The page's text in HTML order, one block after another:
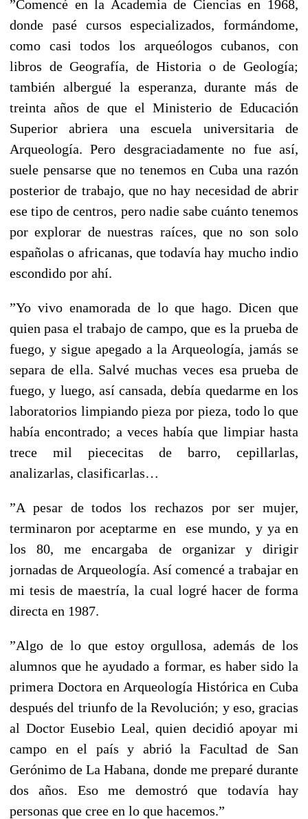
”Comencé en la Academia de Ciencias en 1968,
donde pasé cursos especializados, formándome,
como casi todos los arqueólogos cubanos, con
libros de Geografía, de Historia o de Geología;
también albergué la esperanza, durante más de
treinta años de que el Ministerio de Educación
Superior abriera una escuela universitaria de
Arqueología. Pero desgraciadamente no fue así,
suele pensarse que no tenemos en Cuba una razón
posterior de trabajo, que no hay necesidad de abrir
ese tipo de centros, pero nadie sabe cuánto tenemos
por explorar de nuestras raíces, que no son solo
españolas o africanas, que todavía hay mucho indio
escondido por ahí.
”Yo vivo enamorada de lo que hago. Dicen que
quien pasa el trabajo de campo, que es la prueba de
fuego, y sigue apegado a la Arqueología, jamás se
separa de ella. Salvé muchas veces esa prueba de
fuego, y luego, así cansada, debía quedarme en los
laboratorios limpiando pieza por pieza, todo lo que
había encontrado; a veces había que limpiar hasta
trece mil piececitas de barro, cepillarlas,
analizarlas, clasificarlas…
”A pesar de todos los rechazos por ser mujer,
terminaron por aceptarme en ese mundo, y ya en
los 80, me encargaba de organizar y dirigir
jornadas de Arqueología. Así comencé a trabajar en
mi tesis de maestría, la cual logré hacer de forma
directa en 1987.
”Algo de lo que estoy orgullosa, además de los
alumnos que he ayudado a formar, es haber sido la
primera Doctora en Arqueología Histórica en Cuba
después del triunfo de la Revolución; y eso, gracias
al Doctor Eusebio Leal, quien decidió apoyar mi
campo en el país y abrió la Facultad de San
Gerónimo de La Habana, donde me preparé durante
dos años. Eso me demostró que todavía hay
personas que cree en lo que hacemos.”